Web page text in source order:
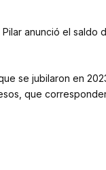
anunció el saldo
se jubilaron en
que